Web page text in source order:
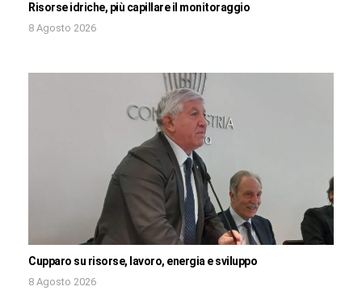
Risorse idriche, più capillare il monitoraggio
8 Agosto 2026
Cupparo su risorse, lavoro, energia e sviluppo
8 Agosto 2026